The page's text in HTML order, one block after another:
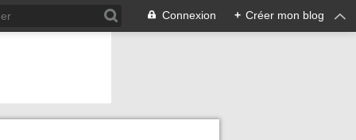
Connexion + Créer mon blog